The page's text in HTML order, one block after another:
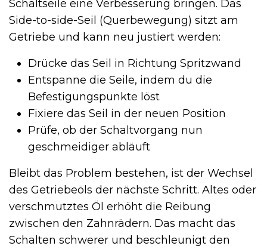
Schaltseile eine Verbesserung bringen. Das
Side-to-side-Seil (Querbewegung) sitzt am
Getriebe und kann neu justiert werden:
Drücke das Seil in Richtung Spritzwand
Entspanne die Seile, indem du die
Befestigungspunkte löst
Fixiere das Seil in der neuen Position
Prüfe, ob der Schaltvorgang nun
geschmeidiger abläuft
Bleibt das Problem bestehen, ist der Wechsel
des Getriebeöls der nächste Schritt. Altes oder
verschmutztes Öl erhöht die Reibung
zwischen den Zahnrädern. Das macht das
Schalten schwerer und beschleunigt den